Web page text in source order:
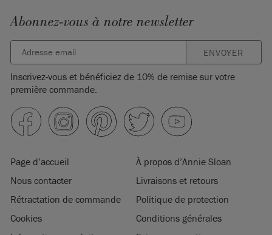
Abonnez-vous à notre newsletter
ENVOYER
Inscrivez-vous et bénéficiez de 10% de remise sur votre
première commande.
Page d’accueil
À propos d’Annie Sloan
Nous contacter
Livraisons et retours
Rétractation de commande
Politique de protection
Cookies
Conditions générales